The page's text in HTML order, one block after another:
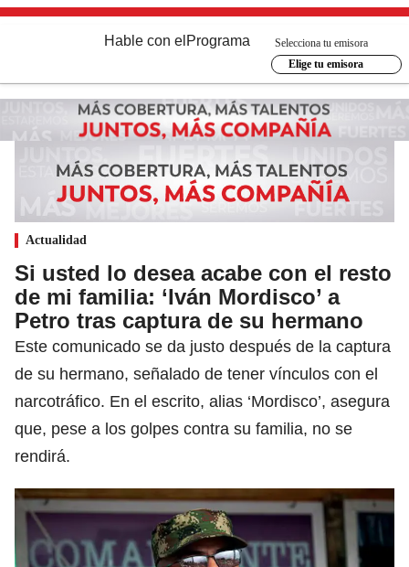
Hable con el Programa
Selecciona tu emisora
Elige tu emisora
Actualidad
Si usted lo desea acabe con el resto
de mi familia: ‘Iván Mordisco’ a
Petro tras captura de su hermano
Este comunicado se da justo después de la captura
de su hermano, señalado de tener vínculos con el
narcotráfico. En el escrito, alias ‘Mordisco’, asegura
que, pese a los golpes contra su familia, no se
rendirá.